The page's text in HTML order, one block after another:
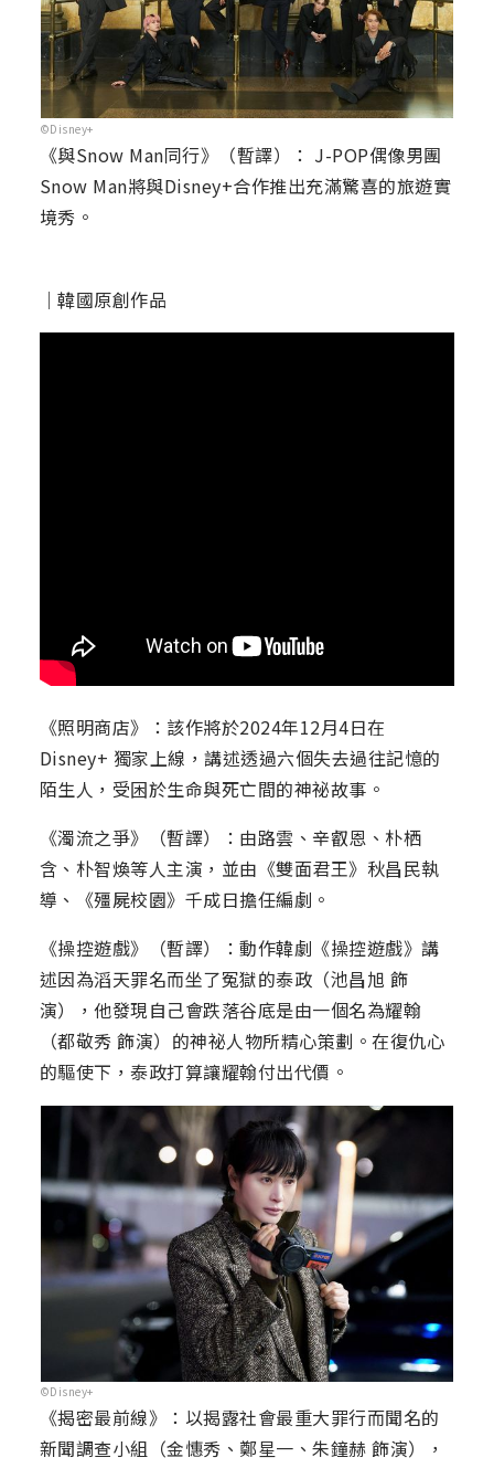
©Disney+
《與Snow Man同行》（暫譯）： J-POP偶像男團
Snow Man將與Disney+合作推出充滿驚喜的旅遊實
境秀。
｜韓國原創作品
《照明商店》：該作將於2024年12月4日在
Disney+ 獨家上線，講述透過六個失去過往記憶的
陌生人，受困於生命與死亡間的神祕故事。
《濁流之爭》（暫譯）：由路雲、辛叡恩、朴栖
含、朴智煥等人主演，並由《雙面君王》秋昌民執
導、《殭屍校園》千成日擔任編劇。
《操控遊戲》（暫譯）：動作韓劇《操控遊戲》講
述因為滔天罪名而坐了冤獄的泰政（池昌旭 飾
演），他發現自己會跌落谷底是由一個名為耀翰
（都敬秀 飾演）的神祕人物所精心策劃。在復仇心
的驅使下，泰政打算讓耀翰付出代價。
©Disney+
《揭密最前線》：以揭露社會最重大罪行而聞名的
新聞調查小組（金憓秀、鄭星一、朱鐘赫 飾演），